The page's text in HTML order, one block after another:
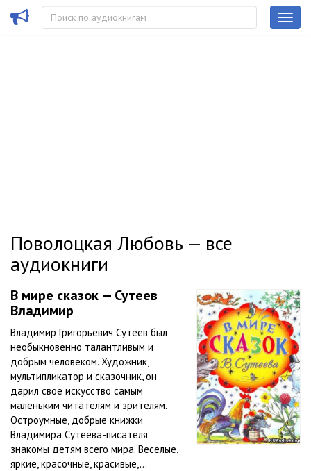
Поволоцкая Любовь — все
аудиокниги
В мире сказок — Сутеев
Владимир
Владимир Григорьевич Сутеев был
необыкновенно талантливым и
добрым человеком. Художник,
мультипликатор и сказочник, он
дарил свое искусство самым
маленьким читателям и зрителям.
Остроумные, добрые книжки
Владимира Сутеева-писателя
знакомы детям всего мира. Веселые,
яркие, красочные, красивые,...